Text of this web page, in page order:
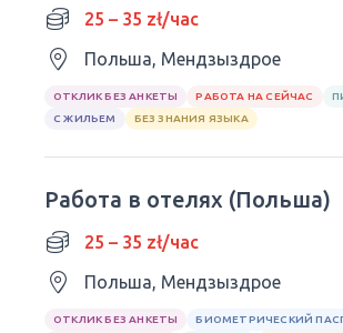
25 – 35 zł/час
Польша, Мендзыздрое
ОТКЛИК БЕЗ АНКЕТЫ РАБОТА НА СЕЙЧАС
С ЖИЛЬЕМ
БЕЗ ЗНАНИЯ ЯЗЫКА
Работа в отелях (Польша)
25 – 35 zł/час
Польша, Мендзыздрое
ОТКЛИК БЕЗ АНКЕТЫ
БИОМЕТРИЧЕСКИЙ